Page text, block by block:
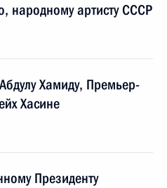
народному артисту СССР
Хамиду, Премьер-
Хасине
Президенту